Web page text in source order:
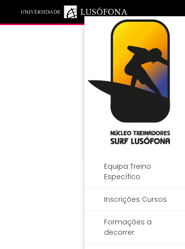
Saltar para o conteúdo principal
Equipa Treino
Específico
Inscrições Cursos
Formações a
decorrer